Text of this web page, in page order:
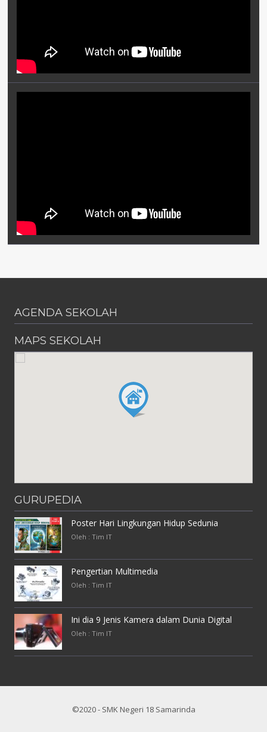
AGENDA SEKOLAH
MAPS SEKOLAH
GURUPEDIA
Poster Hari Lingkungan Hidup Sedunia
Oleh : Tim IT
Pengertian Multimedia
Oleh : Tim IT
Ini dia 9 Jenis Kamera dalam Dunia Digital
Oleh : Tim IT
©2020 - SMK Negeri 18 Samarinda